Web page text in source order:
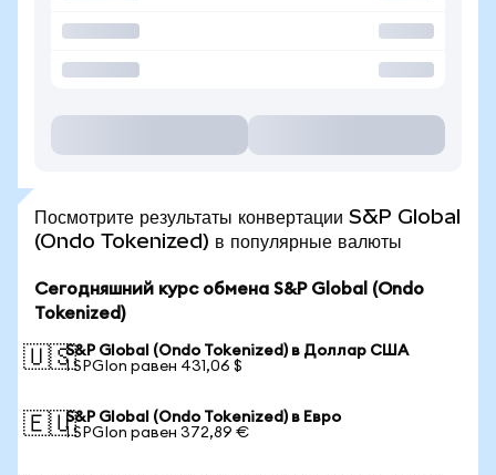
Посмотрите результаты конвертации S&P Global
(Ondo Tokenized) в популярные валюты
Сегодняшний курс обмена S&P Global (Ondo
Tokenized)
🇺🇸S&P Global (Ondo Tokenized) в Доллар США
1 SPGIon равен 431,06 $
🇪🇺S&P Global (Ondo Tokenized) в Евро
1 SPGIon равен 372,89 €